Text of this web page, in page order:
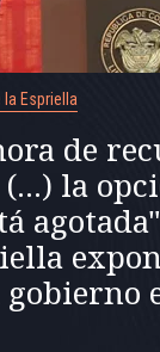
Espriella
de
la
gobierno